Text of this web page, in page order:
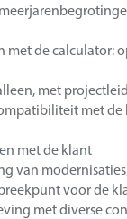
met de calculator:
met
met
met de klant
van
voor de
met diverse